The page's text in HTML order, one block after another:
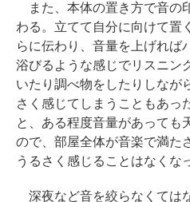
また、本体の置き方で音の
わる。立てて自分に向けて置
らに伝わり、音量を上げれば
浴びるような感じでリスニン
いたり調べ物をしたりしなが
さく感じてしまうこともあっ
と、ある程度音量があっても
ので、部屋全体が音楽で満た
うるさく感じることはなくな
深夜など音を絞らなくては